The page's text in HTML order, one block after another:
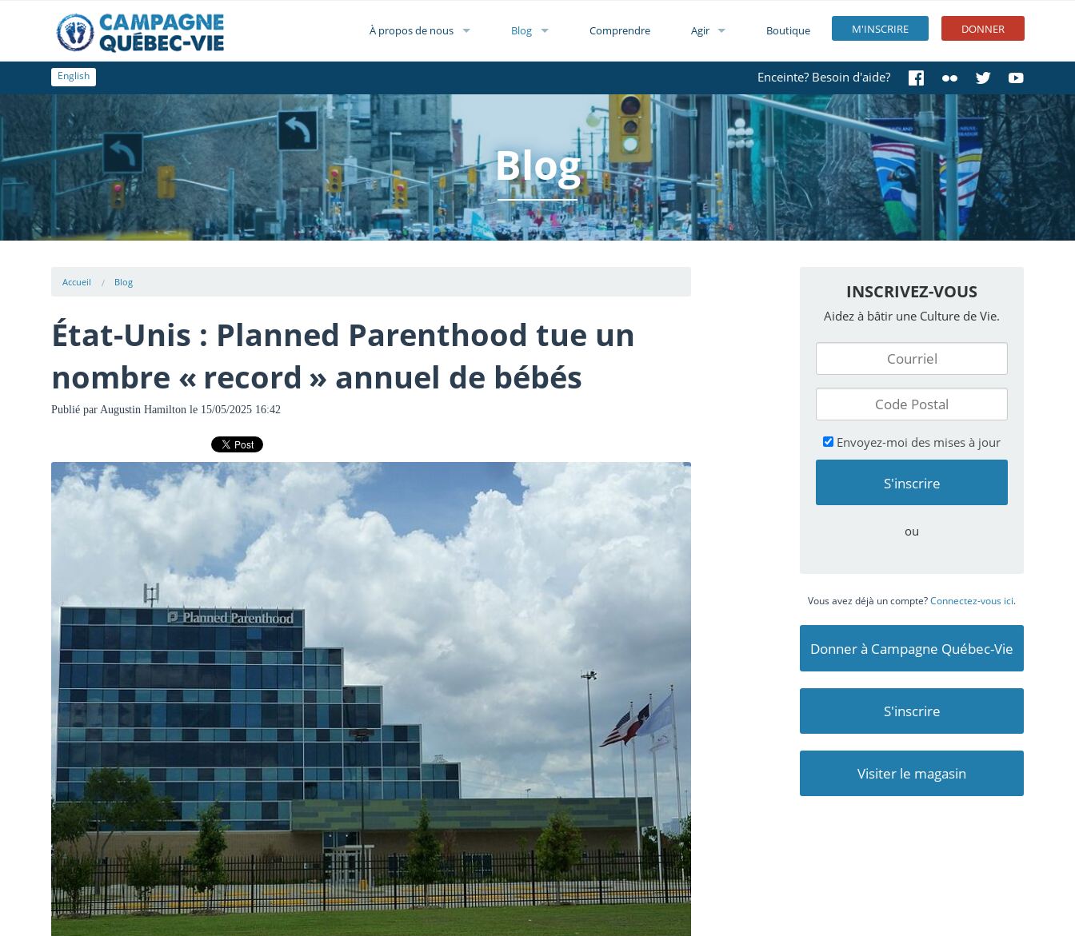
M'INSCRIRE DONNER
À propos de nous Blog Comprendre Agir Boutique
Enceinte? Besoin d'aide?
English
Blog
Accueil Blog
État-Unis : Planned Parenthood tue un
nombre « record » annuel de bébés
Publié par Augustin Hamiltonle 15/05/2025 16:42
INSCRIVEZ-VOUS
Aidez à bâtir une Culture de Vie.
Envoyez-moi des mises à jour
ou
Vous avez déjà un compte?Connectez-vous ici.
Donner à Campagne Québec-Vie
S'inscrire
Visiter le magasin